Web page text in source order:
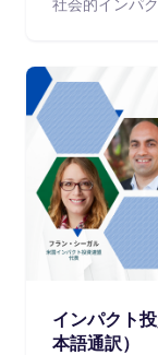
社会的インパ
インパクト
本語通訳）